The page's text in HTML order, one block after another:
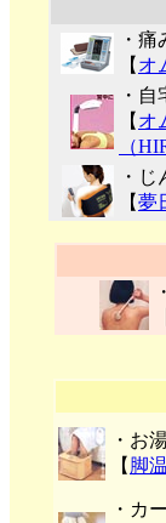
・
【 オ
・
【 オ
（
・
【夢
・お
【 脚
・カ